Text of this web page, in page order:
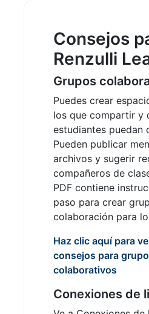
Consejos
Renzulli
Grupos
Puedes crear
los que compartir y
estudiantes puedan
Pueden publicar
archivos y sugerir
compañeros de
PDF contiene
paso para crear
colaboración para
Haz clic aquí para
consejos para
colaborativos
Conexiones de